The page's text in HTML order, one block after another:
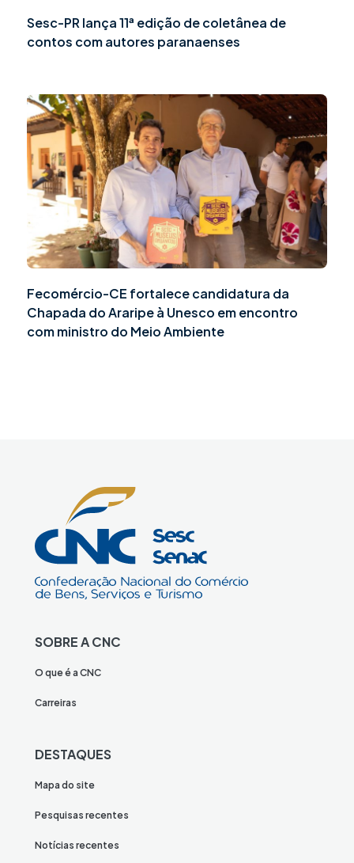
Sesc-PR lança 11ª edição de coletânea de
contos com autores paranaenses
Fecomércio-CE fortalece candidatura da
Chapada do Araripe à Unesco em encontro
com ministro do Meio Ambiente
SOBRE A CNC
O que é a CNC
Carreiras
DESTAQUES
Mapa do site
Pesquisas recentes
Notícias recentes